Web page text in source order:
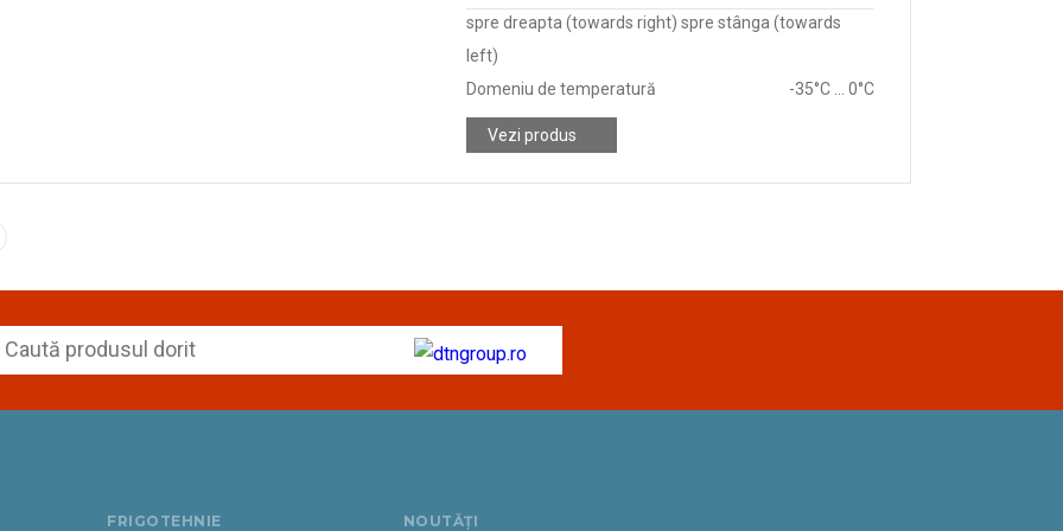
spre dreapta (towards right) spre stânga (towards
left)
Domeniu de temperatură
-35°C ... 0°C
Vezi produs
FRIGOTEHNIE NOUTĂȚI